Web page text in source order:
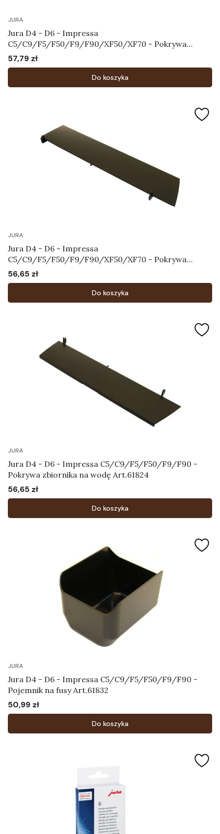
JURA
Jura D4 - D6 - Impressa
C5/C9/F5/F50/F9/F90/XF50/XF70 - Pokrywa
chroniąca aromat Art.64115
Cena
57,79 zł
Do koszyka
JURA
Jura D4 - D6 - Impressa
C5/C9/F5/F50/F9/F90/XF50/XF70 - Pokrywa
zbiornika na ziarna kawy Art.61827
Cena
56,65 zł
Do koszyka
JURA
Jura D4 - D6 - Impressa C5/C9/F5/F50/F9/F90 -
Pokrywa zbiornika na wodę Art.61824
Cena
56,65 zł
Do koszyka
JURA
Jura D4 - D6 - Impressa C5/C9/F5/F50/F9/F90 -
Pojemnik na fusy Art.61832
Cena
50,99 zł
Do koszyka